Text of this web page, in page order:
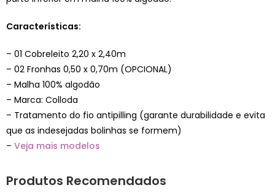
Características:
– 01 Cobreleito 2,20 x 2,40m
– 02 Fronhas 0,50 x 0,70m (OPCIONAL)
– Malha 100% algodão
– Marca: Colloda
– Tratamento do fio antipilling (garante durabilidade e evita
que as indesejadas bolinhas se formem)
– Veja mais modelos
Produtos Recomendados